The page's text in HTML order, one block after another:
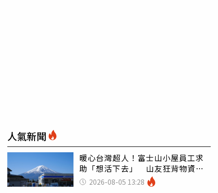
人氣新聞
暖心台灣超人！富士山小屋員工求
助「想活下去」 山友狂背物資上
山：台灣真的是寶島
2026-08-05 13:28